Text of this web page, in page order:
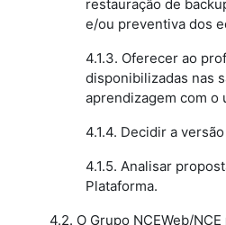
restauração de
e/ou preventiva dos
4.1.3. Oferecer ao
disponibilizadas nas
aprendizagem com o
4.1.4. Decidir a
4.1.5. Analisar
Plataforma.
4.2. O Grupo NCEWeb/NCE